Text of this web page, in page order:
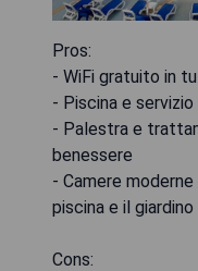
Pros:
- WiFi gratuito in
- Piscina e
- Palestra e
benessere
- Camere
piscina e il giardino
Cons: